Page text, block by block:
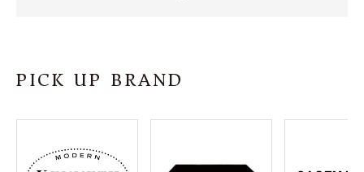
プライバシーポリシー
特定商取引法について
PICK UP BRAND